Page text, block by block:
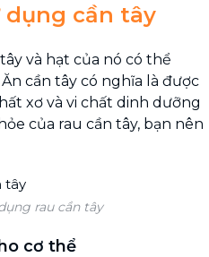
dụng cần tây
và hạt của nó có thể
cần tây có nghĩa là được
xơ và vi chất dinh dưỡng
của rau cần tây, bạn nên
rau cần tây
cơ thể